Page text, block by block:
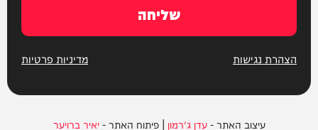
שליחה
הצהרת נגישות מדיניות פרטיות
עיצוב האתר -עדן ג'רמון | פיתוח האתר -יאיר ברויער